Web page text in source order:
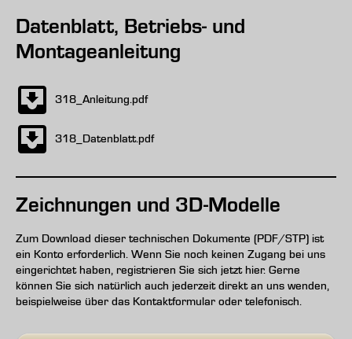
Datenblatt, Betriebs- und
Montageanleitung
318_Anleitung.pdf
318_Datenblatt.pdf
Zeichnungen und 3D-Modelle
Zum Download dieser technischen Dokumente (PDF/STP) ist
ein Konto erforderlich. Wenn Sie noch keinen Zugang bei uns
eingerichtet haben, registrieren Sie sich jetzt hier. Gerne
können Sie sich natürlich auch jederzeit direkt an uns wenden,
beispielweise über das Kontaktformular oder telefonisch.